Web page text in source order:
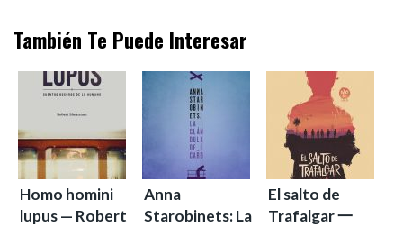
También Te Puede Interesar
Homo homini
lupus — Robert
Anna
Starobinets: La
El salto de
Trafalgar 一